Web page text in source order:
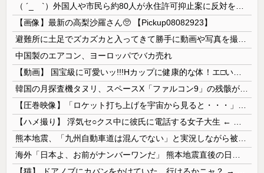
【画像】最新の高梨沙羅さん🥺 【Pickup08082923】
中国製のエアコン、ヨーロッパでバカ売れ